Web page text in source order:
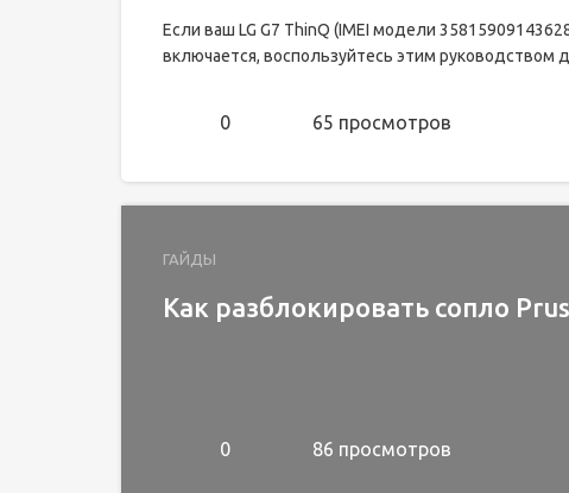
Если ваш LG G7 ThinQ (IMEI модели
включается, воспользуйтесь этим руководством
0 65 просмотров
ГАЙДЫ
Как разблокировать сопло
0 86 просмотров